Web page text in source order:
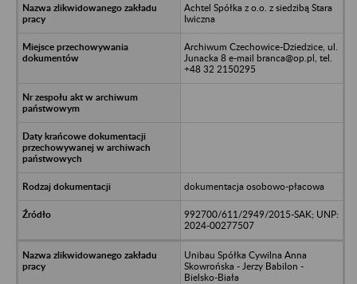
Achtel Spółka z o.o. z siedzibą Stara
Iwiczna
Archiwum Czechowice-Dziedzice, ul.
Junacka 8 e-mail branca@op.pl, tel.
+48 32 2150295
dokumentacja osobowo-płacowa
992700/611/2949/2015-SAK; UNP:
2024-00277507
Unibau Spółka Cywilna Anna
Skowrońska - Jerzy Babilon -
Bielsko-Biała